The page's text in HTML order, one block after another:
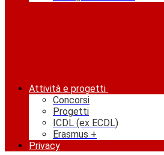
Attività e progetti
Concorsi
Progetti
ICDL (ex ECDL)
Erasmus +
Privacy